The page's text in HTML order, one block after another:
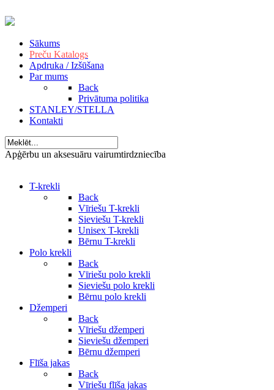
Sākums
Preču Katalogs
Apdruka / Izšūšana
Par mums
Back
Privātuma politika
STANLEY/STELLA
Kontakti
Apģērbu un aksesuāru vairumtirdzniecība
T-krekli
Back
Vīriešu T-krekli
Sieviešu T-krekli
Unisex T-krekli
Bērnu T-krekli
Polo krekli
Back
Vīriešu polo krekli
Sieviešu polo krekli
Bērnu polo krekli
Džemperi
Back
Vīriešu džemperi
Sieviešu džemperi
Bērnu džemperi
Flīša jakas
Back
Vīriešu flīša jakas